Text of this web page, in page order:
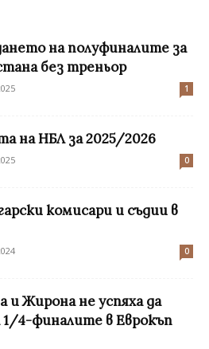
на полуфиналите за
без треньор
1
на НБЛ за 2025/2026
0
комисари и съдии в
0
и Жирона не успяха да
4-финалите в Еврокъп